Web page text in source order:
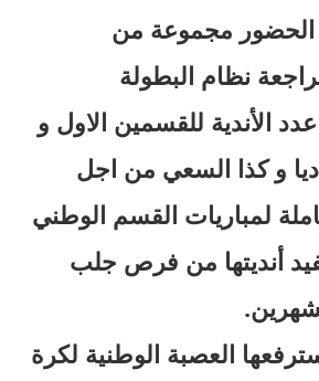
الحضور مجموعة من
نظام البطولة
عدد الأندية للقسمين الاول و
الى 18 ناديا و كذا السعي من اجل
لمباريات القسم الوطني
أنديتها من فرص جلب
العصبة الوطنية لكرة